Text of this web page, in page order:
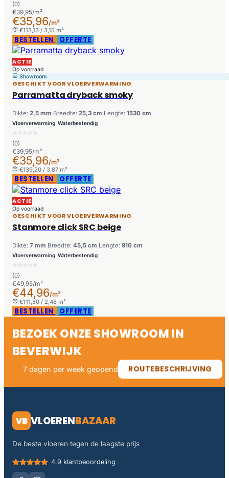
(0)
€39,95/m²
€35,96/m²
€113,13 / 3,15 m²
BESTELLEN OFFERTE
ACTIE
Op voorraad
Showroom
GESCHIKT VOOR VLOERVERWARMING
Parramatta dryback smoky
Dikte: 2,5 mm Breedte: 25,3 cm Lengte: 1530 cm
Vloerverwarming Waterbestendig
(0)
€39,95/m²
€35,96/m²
€139,20 / 3,87 m²
BESTELLEN OFFERTE
ACTIE
Op voorraad
GESCHIKT VOOR VLOERVERWARMING
Stanmore click SRC beige
Dikte: 7 mm Breedte: 45,5 cm Lengte: 910 cm
Vloerverwarming Waterbestendig
(0)
€49,95/m²
€44,96/m²
€111,50 / 2,48 m²
BESTELLEN OFFERTE
BEZOEK ONZE SHOWROOM IN
BEVERWIJK
7 dagen per week geopend ROUTEBESCHRIJVING
VB VLOERENBAZAAR
De beste vloeren tegen de laagste prijs
4,9 klantbeoordeling